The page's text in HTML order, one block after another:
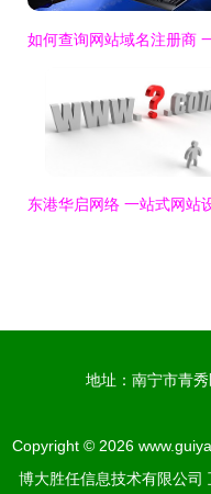
地址：南宁市青
Copyright © 2026
博大胜任信息技术有限公司